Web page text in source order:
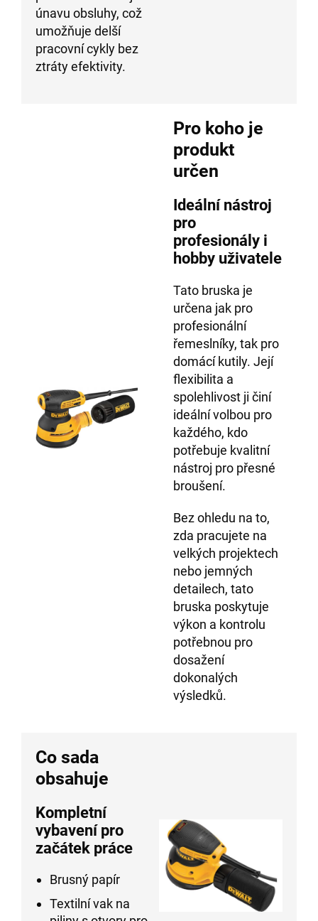
únavu obsluhy, což
umožňuje delší
pracovní cykly bez
ztráty efektivity.
Pro koho je
produkt
určen
Ideální nástroj
pro
profesionály i
hobby uživatele
Tato bruska je
určena jak pro
profesionální
řemeslníky, tak pro
domácí kutily. Její
flexibilita a
spolehlivost ji činí
ideální volbou pro
každého, kdo
potřebuje kvalitní
nástroj pro přesné
broušení.
Bez ohledu na to,
zda pracujete na
velkých projektech
nebo jemných
detailech, tato
bruska poskytuje
výkon a kontrolu
potřebnou pro
dosažení
dokonalých
výsledků.
Co sada
obsahuje
Kompletní
vybavení pro
začátek práce
Brusný papír
Textilní vak na